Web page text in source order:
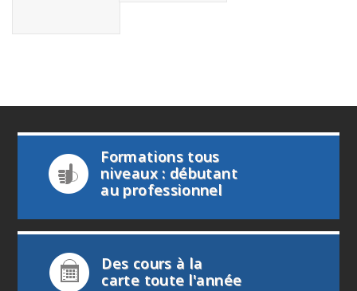
Formations tous
niveaux : débutant
au professionnel
Des cours à la
carte toute l'année
Information àinfo@deep-turtle.com